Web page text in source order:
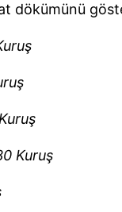
dökümünü
Kuruş